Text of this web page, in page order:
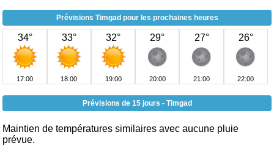
Prévisions Timgad pour les prochaines heures
34°
17:00
33°
18:00
32°
19:00
29°
20:00
27°
21:00
26°
22:00
Prévisions de 15 jours - Timgad
Maintien de températures similaires avec aucune pluie
prévue.